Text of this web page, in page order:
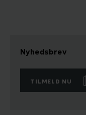
Nyhedsbrev
TILMELD NU